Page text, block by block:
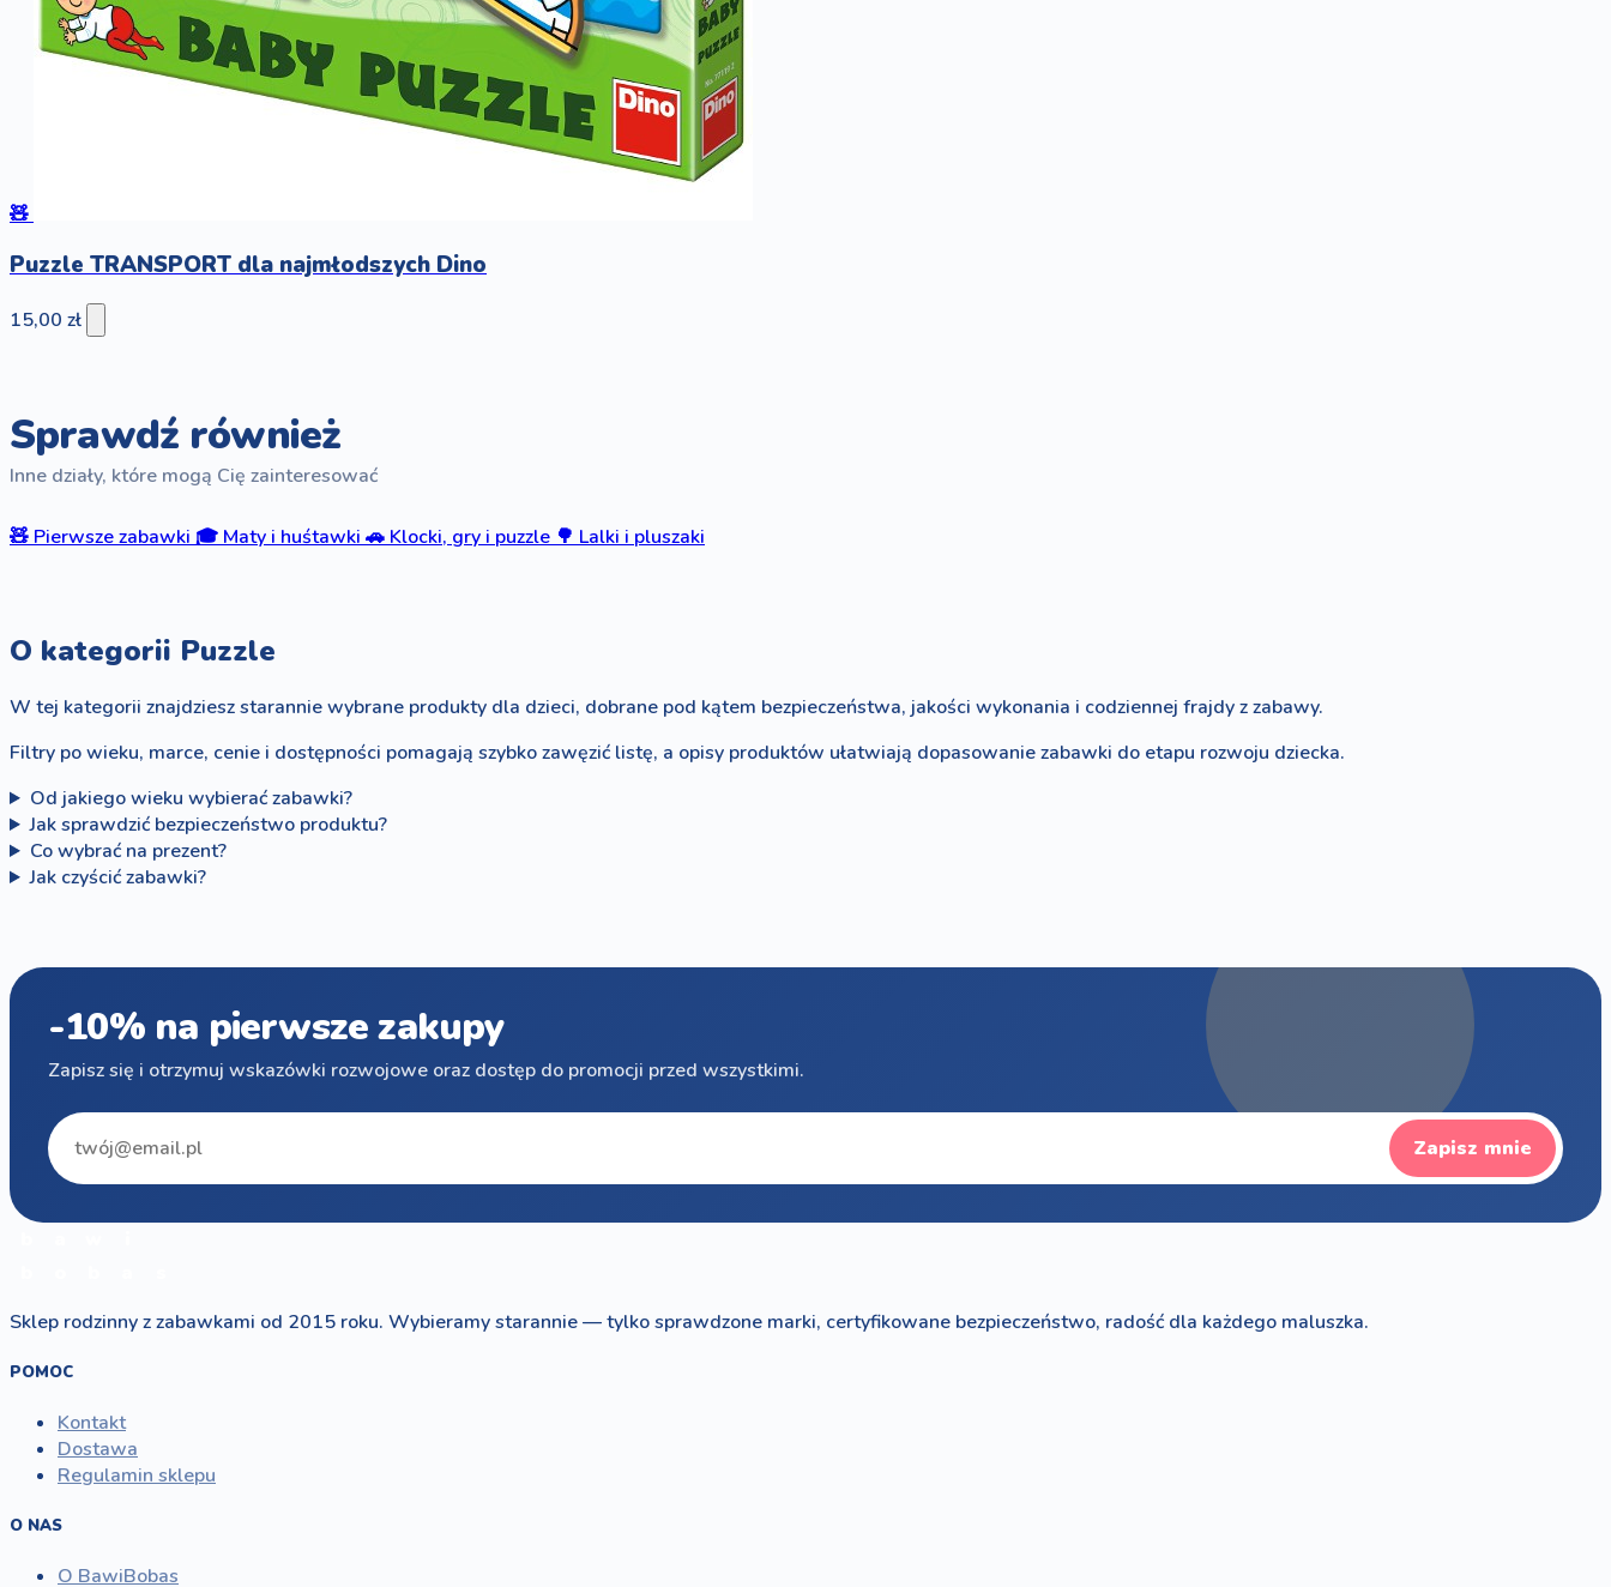
🧸
Puzzle TRANSPORT dla najmłodszych Dino
15,00 zł
Sprawdź również
Inne działy, które mogą Cię zainteresować
🧸 Pierwsze zabawki 🎓 Maty i huśtawki 🚗 Klocki, gry i puzzle 🌳 Lalki i pluszaki
O kategorii Puzzle
W tej kategorii znajdziesz starannie wybrane produkty dla dzieci, dobrane pod kątem bezpieczeństwa, jakości wykonania i codziennej frajdy z zabawy.
Filtry po wieku, marce, cenie i dostępności pomagają szybko zawęzić listę, a opisy produktów ułatwiają dopasowanie zabawki do etapu rozwoju dziecka.
Od jakiego wieku wybierać zabawki?
Jak sprawdzić bezpieczeństwo produktu?
Co wybrać na prezent?
Jak czyścić zabawki?
-10% na pierwsze zakupy
Zapisz się i otrzymuj wskazówki rozwojowe oraz dostęp do promocji przed wszystkimi.
Zapisz mnie
Sklep rodzinny z zabawkami od 2015 roku. Wybieramy starannie — tylko sprawdzone marki, certyfikowane bezpieczeństwo, radość dla każdego maluszka.
POMOC
Kontakt
Dostawa
Regulamin sklepu
O NAS
O BawiBobas